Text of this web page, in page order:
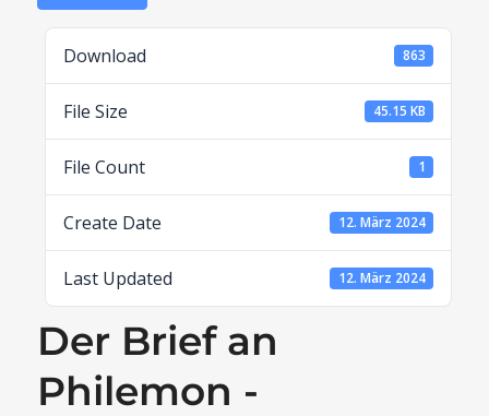
Download 863
File Size 45.15 KB
File Count 1
Create Date 12. März 2024
Last Updated 12. März 2024
Der Brief an
Philemon -